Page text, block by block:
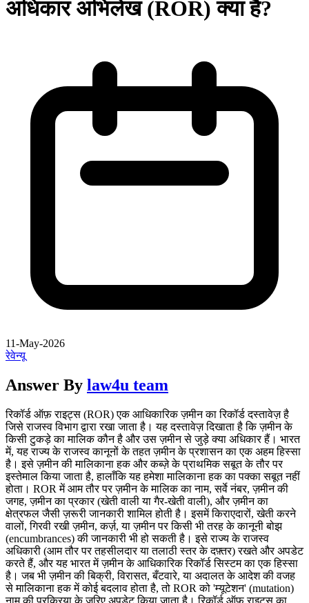
अधिकार अभिलेख (ROR) क्या है?
11-May-2026
रेवेन्यू
Answer By law4u team
रिकॉर्ड ऑफ़ राइट्स (ROR) एक आधिकारिक ज़मीन का रिकॉर्ड दस्तावेज़ है
जिसे राजस्व विभाग द्वारा रखा जाता है। यह दस्तावेज़ दिखाता है कि ज़मीन के
किसी टुकड़े का मालिक कौन है और उस ज़मीन से जुड़े क्या अधिकार हैं। भारत
में, यह राज्य के राजस्व कानूनों के तहत ज़मीन के प्रशासन का एक अहम हिस्सा
है। इसे ज़मीन की मालिकाना हक और कब्ज़े के प्राथमिक सबूत के तौर पर
इस्तेमाल किया जाता है, हालाँकि यह हमेशा मालिकाना हक का पक्का सबूत नहीं
होता। ROR में आम तौर पर ज़मीन के मालिक का नाम, सर्वे नंबर, ज़मीन की
जगह, ज़मीन का प्रकार (खेती वाली या गैर-खेती वाली), और ज़मीन का
क्षेत्रफल जैसी ज़रूरी जानकारी शामिल होती है। इसमें किराएदारों, खेती करने
वालों, गिरवी रखी ज़मीन, कर्ज़, या ज़मीन पर किसी भी तरह के कानूनी बोझ
(encumbrances) की जानकारी भी हो सकती है। इसे राज्य के राजस्व
अधिकारी (आम तौर पर तहसीलदार या तलाठी स्तर के दफ़्तर) रखते और अपडेट
करते हैं, और यह भारत में ज़मीन के आधिकारिक रिकॉर्ड सिस्टम का एक हिस्सा
है। जब भी ज़मीन की बिक्री, विरासत, बँटवारे, या अदालत के आदेश की वजह
से मालिकाना हक में कोई बदलाव होता है, तो ROR को 'म्यूटेशन' (mutation)
नाम की प्रक्रिया के ज़रिए अपडेट किया जाता है। रिकॉर्ड ऑफ़ राइट्स का